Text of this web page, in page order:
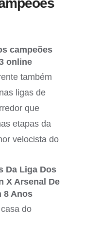
campeões
online
também
ligas de
que
etapas da
velocista do
Da Liga Dos
X Arsenal De
8 Anos
do